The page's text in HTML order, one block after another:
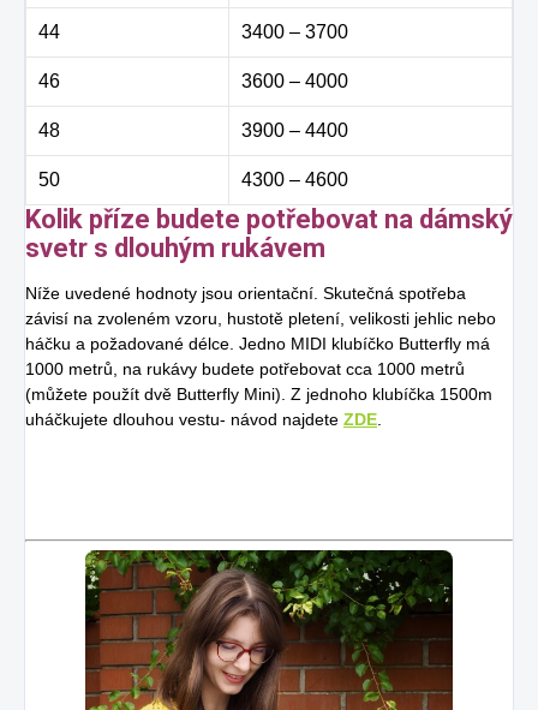
Kolik příze budete potřebovat na dámský
svetr s dlouhým rukávem
Níže uvedené hodnoty jsou orientační. Skutečná spotřeba
závisí na zvoleném vzoru, hustotě pletení, velikosti jehlic nebo
háčku a požadované délce. Jedno MIDI klubíčko Butterfly má
1000 metrů, na rukávy budete potřebovat cca 1000 metrů
(můžete použít dvě Butterfly Mini). Z jednoho klubíčka 1500m
uháčkujete dlouhou vestu- návod najdete ZDE
44 3400 – 3700
46 3600 – 4000
48 3900 – 4400
50 4300 – 4600